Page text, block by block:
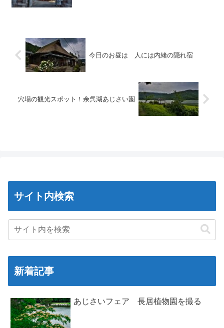
今日のお昼は 人には内緒の隠れ宿
穴場の観光スポット！余呉湖あじさい園
サイト内検索
新着記事
あじさいフェア 長居植物園を撮る